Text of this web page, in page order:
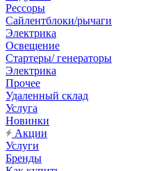
Рессоры
Сайлентблоки/рычаги
Электрика
Освещение
Стартеры/ генераторы
Электрика
Прочее
Удаленный склад
Услуга
Новинки
Акции
Услуги
Бренды